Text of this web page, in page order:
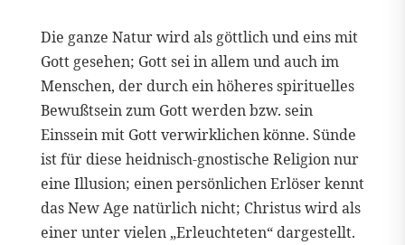
Die ganze Natur wird als göttlich und eins mit
Gott gesehen; Gott sei in allem und auch im
Menschen, der durch ein höheres spirituelles
Bewußtsein zum Gott werden bzw. sein
Einssein mit Gott verwirklichen könne. Sünde
ist für diese heidnisch-gnostische Religion nur
eine Illusion; einen persönlichen Erlöser kennt
das New Age natürlich nicht; Christus wird als
einer unter vielen „Erleuchteten“ dargestellt.